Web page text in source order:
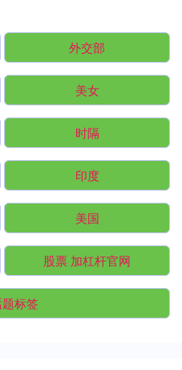
外交部
美女
时隔
印度
美国
股票 加杠杆官网
标签